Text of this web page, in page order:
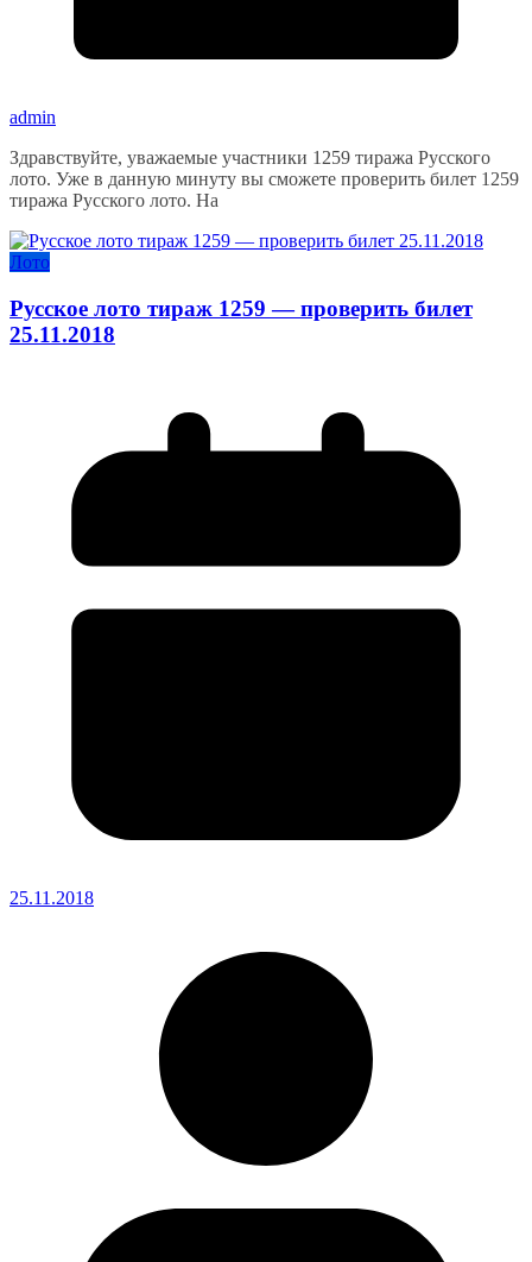
admin
Здравствуйте, уважаемые участники 1259 тиража Русского
лото. Уже в данную минуту вы сможете проверить билет 1259
тиража Русского лото. На
Лото
Русское лото тираж 1259 — проверить билет
25.11.2018
25.11.2018